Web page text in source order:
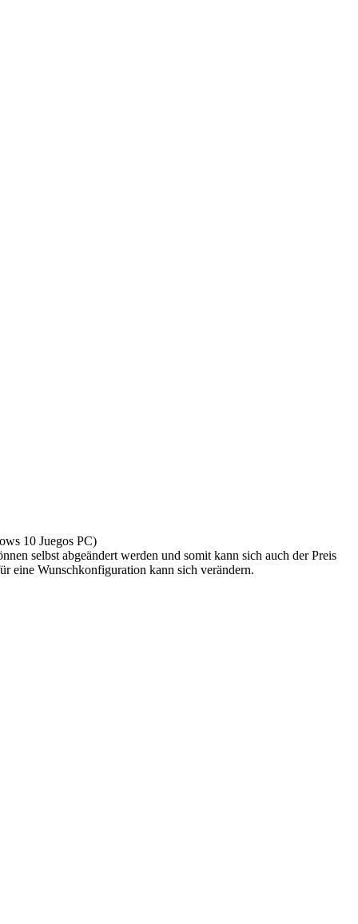
10 Juegos PC)
selbst abgeändert werden und somit kann sich auch der Preis
eine Wunschkonfiguration kann sich verändern.